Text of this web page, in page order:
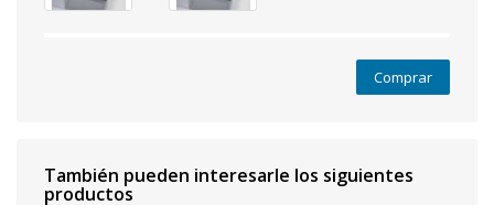
Comprar
También pueden interesarle los siguientes
productos